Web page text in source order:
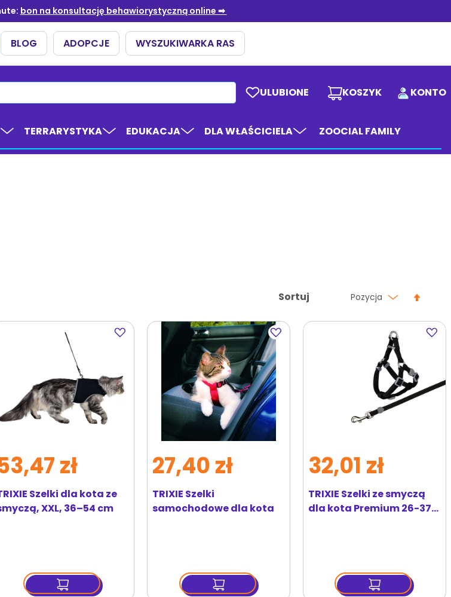
KOSZYK
ULUBIONE KONTO
TERRARYSTYKA EDUKACJA DLA WŁAŚCICIELA ZOOCIAL FAMILY
Sortuj Pozycja
Dodaj
do
Szelki dla kota ze
XXL, 36–54 cm
zł
Dodaj
do
ulubionych
TRIXIE Szelki
samochodowe dla kota
27,40 zł
Dodaj
do
TRIXIE Szelki ze smyczą
dla kota Premium 26-37
32,01 zł